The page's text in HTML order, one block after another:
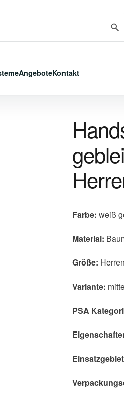
AngeboteKontakt
Farbe: weiß
Material:
Größe:
Variante:
PSA